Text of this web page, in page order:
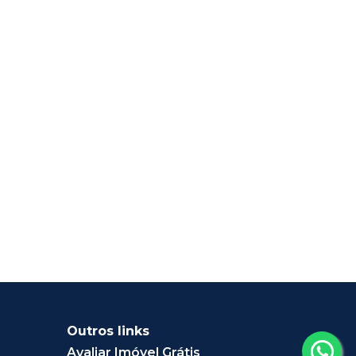
Outros links
Avaliar Imóvel Grátis